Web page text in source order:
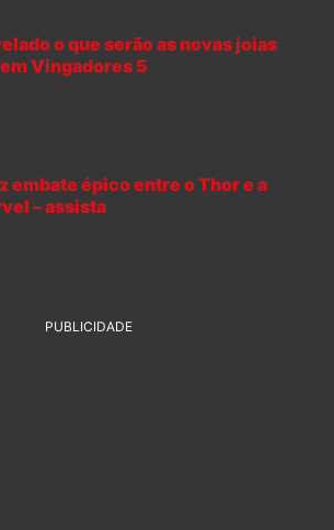
o que serão as novas joias
Vingadores 5
embate épico entre o Thor e a
– assista
PUBLICIDADE